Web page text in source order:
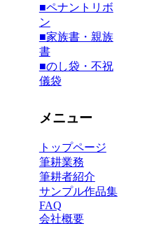
■ペナントリボ
ン
■家族書・親族
書
■のし袋・不祝
儀袋
メニュー
トップページ
筆耕業務
筆耕者紹介
サンプル作品集
FAQ
会社概要